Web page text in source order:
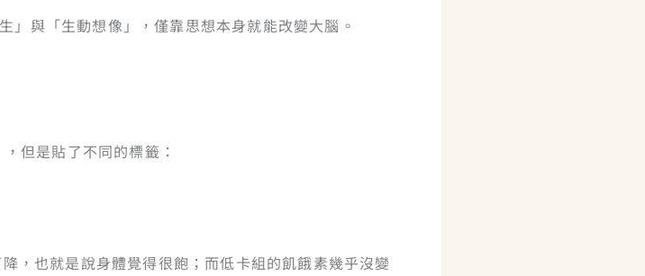
」與「生動想像」，僅靠思想本身就能改變大腦。
但是貼了不同的標籤：
，也就是說身體覺得很飽；而低卡組的飢餓素幾乎沒變